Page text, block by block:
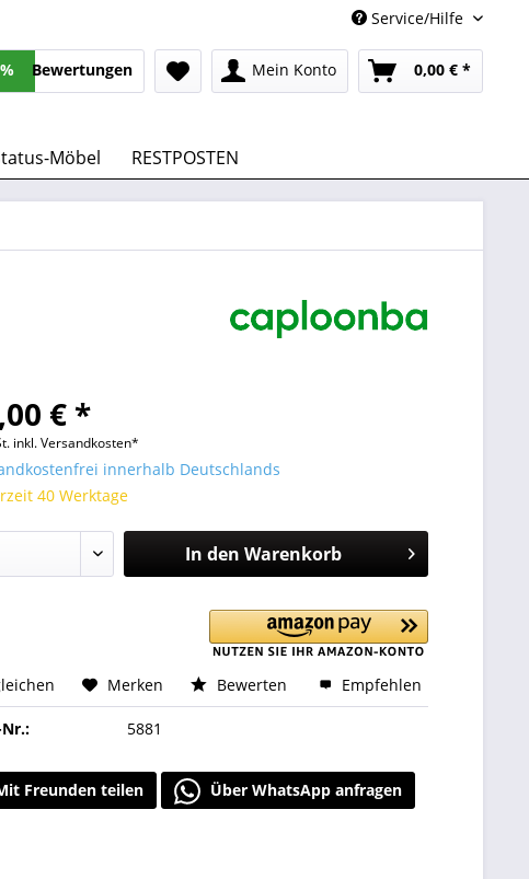
Service/Hilfe
% Bewertungen Mein Konto 0,00 € *
Möbel RESTPOSTEN
€ *
inkl. Versandkosten*
innerhalb Deutschlands
40 Werktage
In den Warenkorb
Merken Bewerten Empfehlen
5881
Freunden teilen Über WhatsApp anfragen